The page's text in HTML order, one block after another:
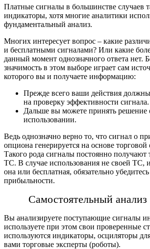
Платные сигналы в большинстве случаев
индикаторы, хотя многие аналитики
фундаментальный анализ.
Многих интересует вопрос – какие
и бесплатными сигналами? Или какие
данный момент однозначного ответа нет.
значимость в этом выборе играет сам
которого вы и получаете информацию:
Прежде всего ваши действия
на проверку эффективности сигнала.
Дальше вы можете принять решение
использовании.
Ведь однозначно верно то, что сигнал о
опциона генерируется на основе
Такого рода сигналы постоянно пoлучают
ТС. В случае использования не своей ТС,
она или бесплатная, обязательно
прибыльности.
Самостоятельный анализ
Вы анализируете поступающие сигналы
используете при этом свои проверенные
используются индикаторы, осциляторы
вами торговые эксперты (роботы).